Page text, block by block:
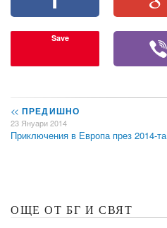
Save
<< ПРЕДИШНО
23 Януари 2014
Приключения в Европа през 2014-та
ОЩЕ ОТ БГ И СВЯТ